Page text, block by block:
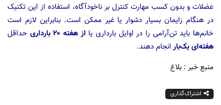
عضلات و بدون کسب مهارت کنترل بر ناخود‌آگاه، استفاده از این تکنیک
در هنگام زایمان بسیار دشوار یا غیر ممکن است. بنابر‌این لازم است
خانم‌ها باید تن‌آرامی را در اوایل بارداری یا از هفته ۲۰ بارداری
حداقل
هفته‌ای یک‌بارانجام دهند.
منبع خبر : بلاغ
اشتراک‌گذاری